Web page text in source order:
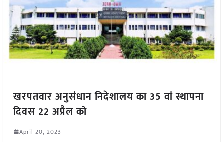
खरपतवार अनुसंधान निदेशालय का 35 वां स्थापना
दिवस 22 अप्रैल को
April 20, 2023